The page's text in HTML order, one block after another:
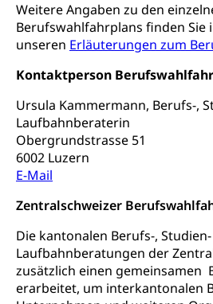
Weitere Angaben zu den
Berufswahlfahrplans finden Sie
unseren Erläuterungen zum
Kontaktperson
Ursula Kammermann, Berufs-,
Laufbahnberaterin
Obergrundstrasse 51
6002 Luzern
E-Mail
Zentralschweizer
Die kantonalen Berufs-,
Laufbahnberatungen der
zusätzlich einen gemeinsamen
erarbeitet, um interkantonalen
Kantonales
Prävention
Soziale Sicherheit
Sozialversicherungen,
Arbeitslosenversicherung,
Mutterschaftsversicherung,
Unfallversicherung,
Sozialhilfe
Kranken- und
Soziales und
Opferhilfe
Sucht und Drogen
Drogenabhängigkeit,
Arzneimittelabhängigkeit,
Betäubungsmittel, Suchtmittel,
Fachstelle Sucht
Drogen
Gesundheitsversorgung
Gesundheitsversorgung, Spital,